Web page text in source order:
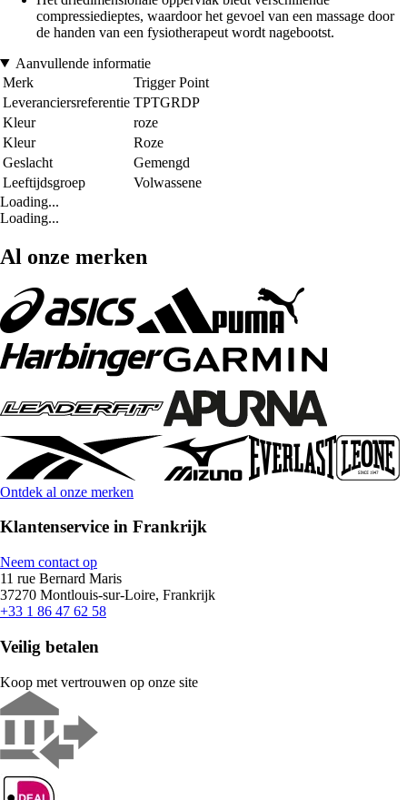
compressiedieptes, waardoor het gevoel van een massage door
de handen van een fysiotherapeut wordt nagebootst.
Aanvullende informatie
Merk
Trigger Point
Leveranciersreferentie TPTGRDP
Kleur
roze
Kleur
Roze
Geslacht
Gemengd
Leeftijdsgroep
Volwassene
Loading...
Loading...
Al onze merken
Ontdek al onze merken
Klantenservice in Frankrijk
Neem contact op
11 rue Bernard Maris
37270 Montlouis-sur-Loire, Frankrijk
+33 1 86 47 62 58
Veilig betalen
Koop met vertrouwen op onze site